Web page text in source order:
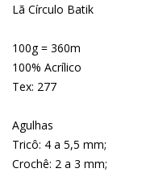
Lã Círculo Batik
100g = 360m
100% Acrílico
Tex: 277
Agulhas
Tricô: 4 a 5,5 mm;
Crochê: 2 a 3 mm;